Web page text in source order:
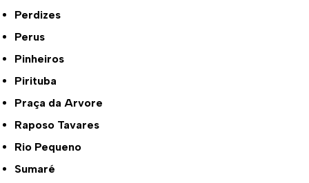
Perdizes
Perus
Pinheiros
Pirituba
Praça da Arvore
Raposo Tavares
Rio Pequeno
Sumaré